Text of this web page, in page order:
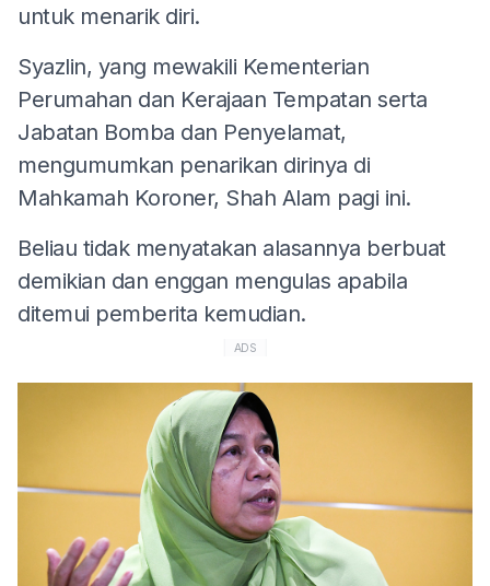
untuk menarik diri.
Syazlin, yang mewakili Kementerian
Perumahan dan Kerajaan Tempatan serta
Jabatan Bomba dan Penyelamat,
mengumumkan penarikan dirinya di
Mahkamah Koroner, Shah Alam pagi ini.
Beliau tidak menyatakan alasannya berbuat
demikian dan enggan mengulas apabila
ditemui pemberita kemudian.
ADS